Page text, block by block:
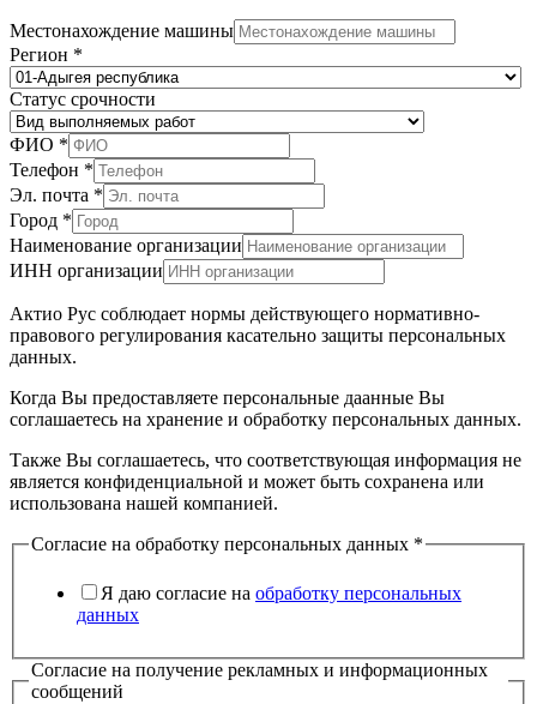
Местонахождение машины
Регион *
Статус срочности
ФИО *
Телефон *
Эл. почта *
Город *
Наименование организации
ИНН организации
Актио Рус соблюдает нормы действующего нормативно-
правового регулирования касательно защиты персональных
данных.
Когда Вы предоставляете персональные даанные Вы
соглашаетесь на хранение и обработку персональных данных.
Также Вы соглашаетесь, что соответствующая информация не
является конфиденциальной и может быть сохранена или
использована нашей компанией.
Согласие на обработку персональных данных *
Я даю согласие на обработку персональных
данных
Согласие на получение рекламных и информационных
сообщений